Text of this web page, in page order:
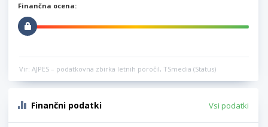
Finančna ocena:
Vir: AJPES – podatkovna zbirka letnih poročil, TSmedia (Status)
Finančni podatki Vsi podatki